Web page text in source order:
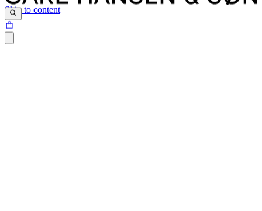
Skip to content